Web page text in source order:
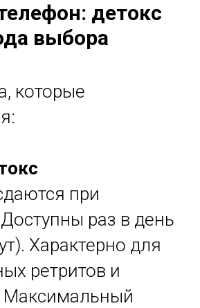
детокс
выбора
которые
при
раз в день
Характерно для
ретритов и
Максимальный